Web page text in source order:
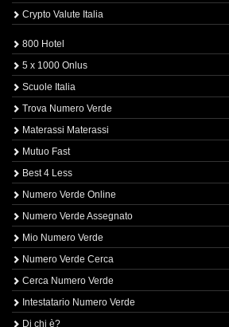
Crypto Valute Italia
800 Hotel
5 x 1000 Onlus
Scuole Italia
Trova Numero Verde
Materassi Materassi
Mutuo Fast
Best 4 Less
Numero Verde Online
Numero Verde Assegnato
Mio Numero Verde
Numero Verde Cerca
Cerca Numero Verde
Intestatario Numero Verde
Di chi è?